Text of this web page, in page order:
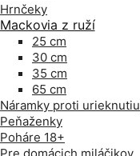
Hrnčeky
Mackovia z ruží
25 cm
30 cm
35 cm
65 cm
Náramky proti urieknutiu
Peňaženky
Poháre 18+